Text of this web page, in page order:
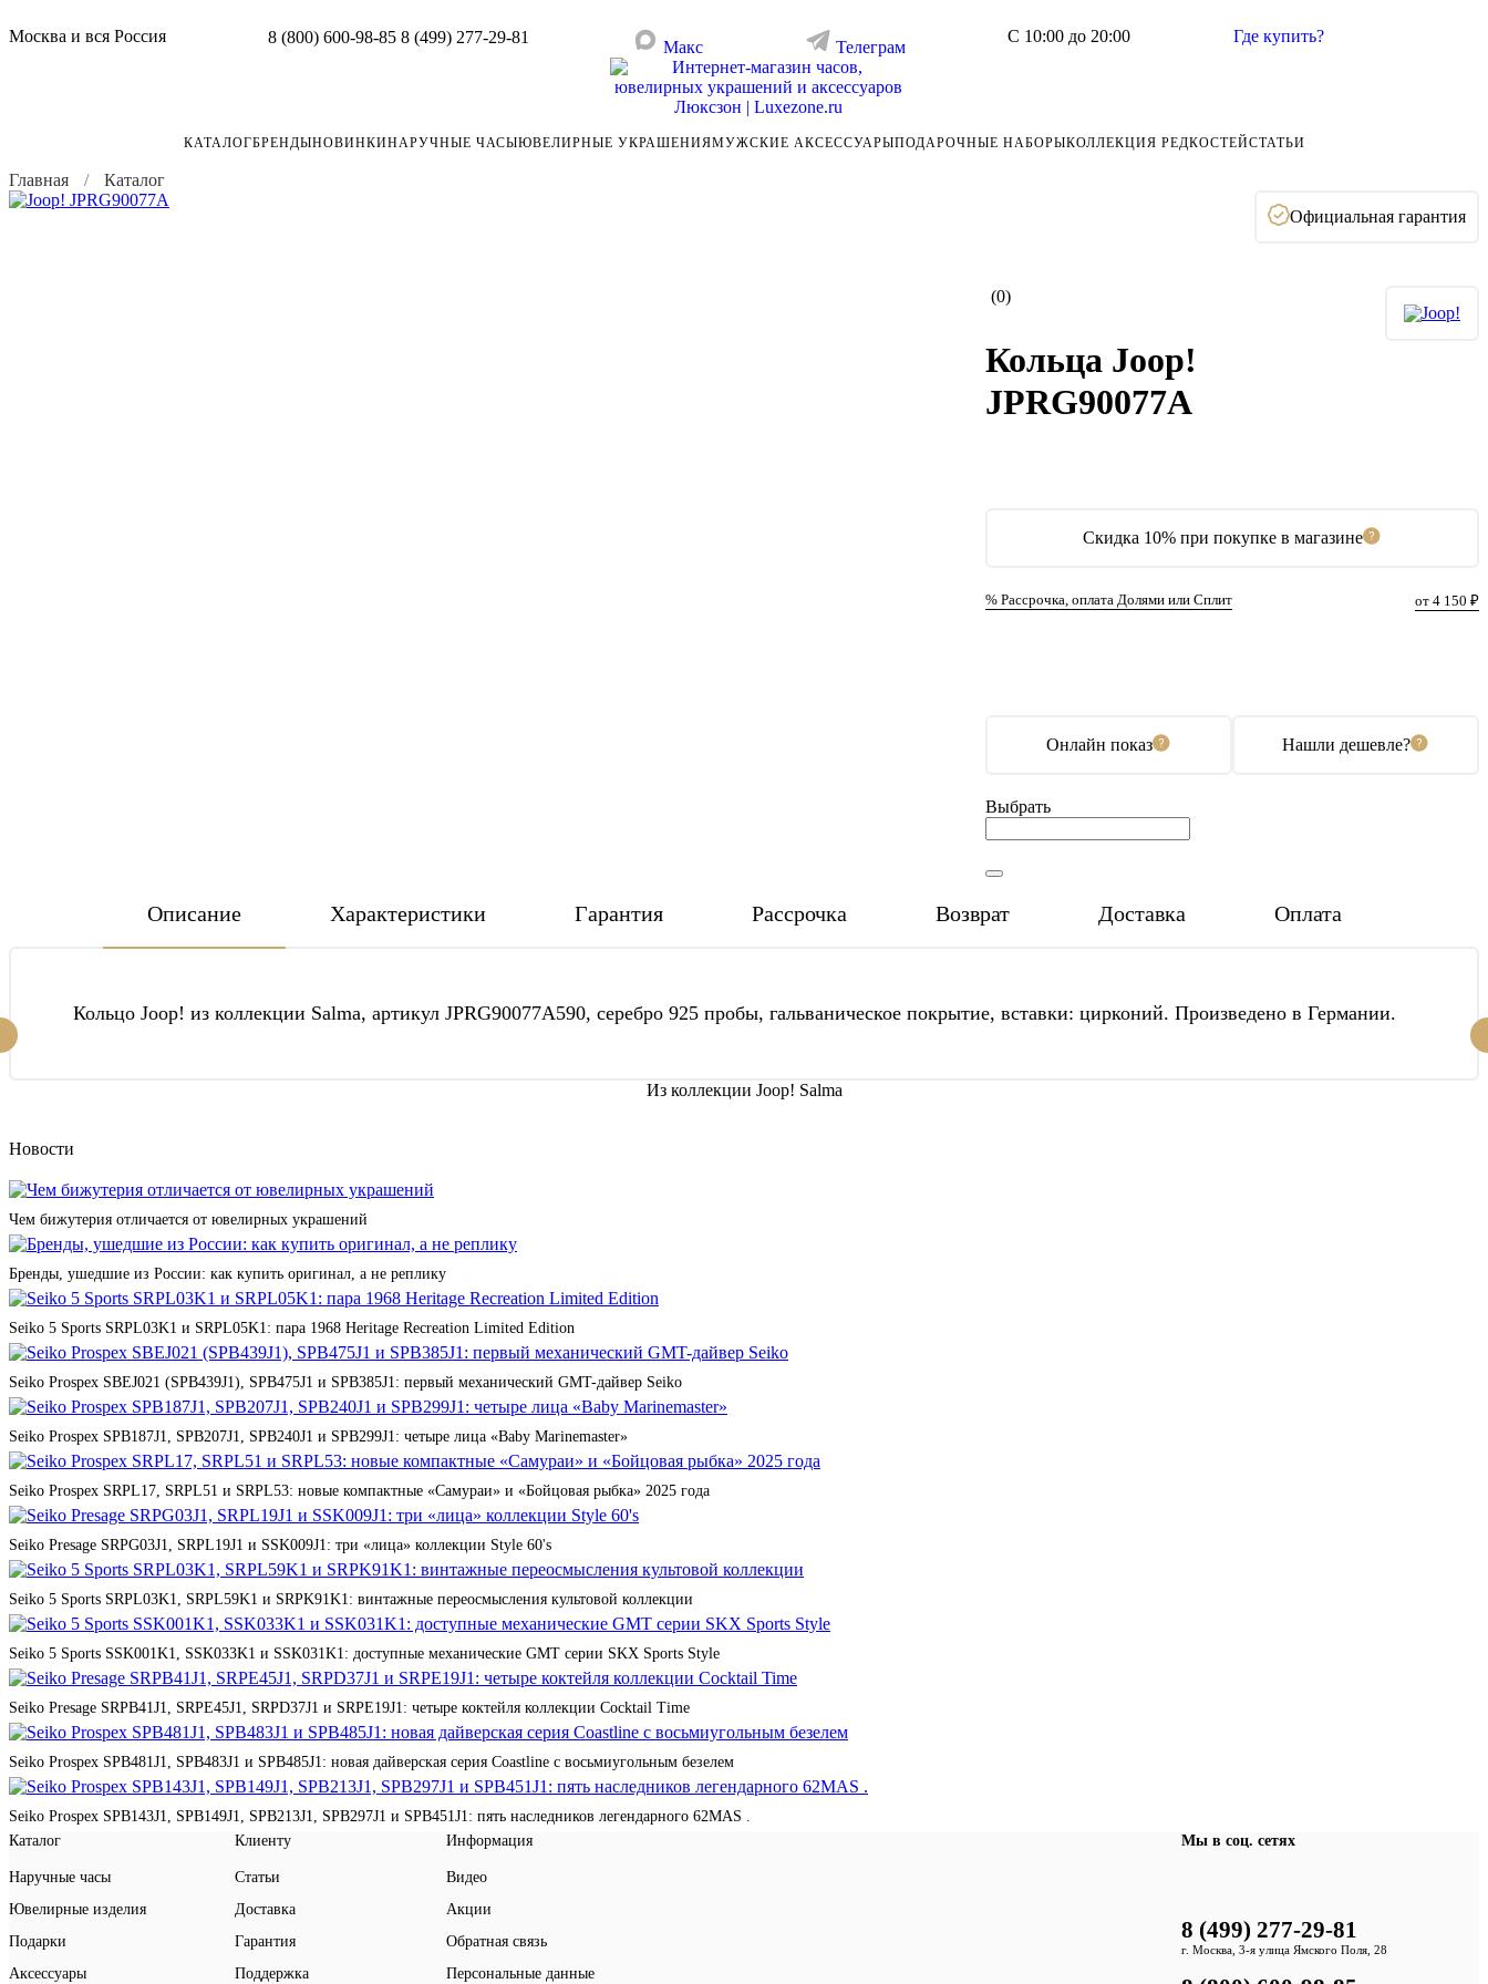
Москва и вся Россия 8 (800) 600-98-85 8 (499) 277-29-81
Макс Телеграм
С 10:00 до 20:00 Где купить?
КАТАЛОГБРЕНДЫНОВИНКИНАРУЧНЫЕ ЧАСЫЮВЕЛИРНЫЕ УКРАШЕНИЯМУЖСКИЕ АКСЕССУАРЫПОДАРОЧНЫЕ НАБОРЫКОЛЛЕКЦИЯ РЕДКОСТЕЙСТАТЬИ
Главная
Каталог
Официальная гарантия
(0)
Скидка 10% при покупке в магазине
% Рассрочка, оплата Долями или Сплит от 4 150 ₽
Кольца Joop!
JPRG90077A
Онлайн показ Нашли дешевле?
Выбрать
Описание Характеристики Гарантия Рассрочка Возврат Доставка Оплата
Кольцо Joop! из коллекции Salma, артикул JPRG90077A590, серебро 925 пробы, гальваническое покрытие, вставки: цирконий. Произведено в Германии.
Из коллекции Joop! Salma
Новости
Чем бижутерия отличается от ювелирных украшений
Бренды, ушедшие из России: как купить оригинал, а не реплику
Seiko 5 Sports SRPL03K1 и SRPL05K1: пара 1968 Heritage Recreation Limited Edition
Seiko Prospex SBEJ021 (SPB439J1), SPB475J1 и SPB385J1: первый механический GMT-дайвер Seiko
Seiko Prospex SPB187J1, SPB207J1, SPB240J1 и SPB299J1: четыре лица «Baby Marinemaster»
Seiko Prospex SRPL17, SRPL51 и SRPL53: новые компактные «Самураи» и «Бойцовая рыбка» 2025 года
Seiko Presage SRPG03J1, SRPL19J1 и SSK009J1: три «лица» коллекции Style 60's
Seiko 5 Sports SRPL03K1, SRPL59K1 и SRPK91K1: винтажные переосмысления культовой коллекции
Seiko 5 Sports SSK001K1, SSK033K1 и SSK031K1: доступные механические GMT серии SKX Sports Style
Seiko Presage SRPB41J1, SRPE45J1, SRPD37J1 и SRPE19J1: четыре коктейля коллекции Cocktail Time
Seiko Prospex SPB481J1, SPB483J1 и SPB485J1: новая дайверская серия Coastline с восьмиугольным безелем
Seiko Prospex SPB143J1, SPB149J1, SPB213J1, SPB297J1 и SPB451J1: пять наследников легендарного 62MAS .
Каталог
Наручные часы
Ювелирные изделия
Подарки
Аксессуары
Клиенту
Статьи
Доставка
Гарантия
Поддержка
Информация
Видео
Акции
Обратная связь
Персональные данные
Мы в соц. сетях
8 (499) 277-29-81
г. Москва, 3-я улица Ямского Поля, 28